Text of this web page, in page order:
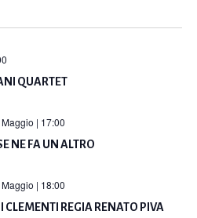
QUARTET
NE FA UN ALTRO
| 17:00
CLEMENTI REGIA RENATO PIVA
| 18:00